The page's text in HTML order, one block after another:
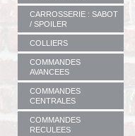
CARROSSERIE : SABOT
/ SPOILER
COLLIERS
COMMANDES
AVANCEES
COMMANDES
CENTRALES
COMMANDES
RECULEES